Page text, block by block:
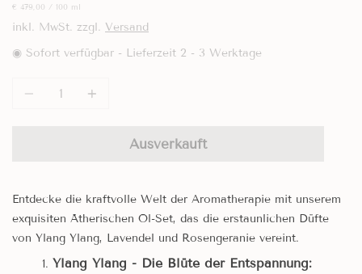
Preis
Einheit
€ 479,00 / je100 ml
inkl. MwSt. zzgl. Versand
◉ Sofort verfügbar - Lieferzeit 2 - 3 Werktage
Ausverkauft
Entdecke die kraftvolle Welt der Aromatherapie mit unserem
exquisiten Ätherischen Öl-Set, das die erstaunlichen Düfte
von Ylang Ylang, Lavendel und Rosengeranie vereint.
Ylang Ylang - Die Blüte der Entspannung: